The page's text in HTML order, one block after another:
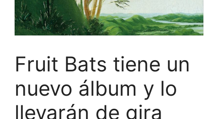
Fruit Bats tiene un
nuevo álbum y lo
llevarán de gira